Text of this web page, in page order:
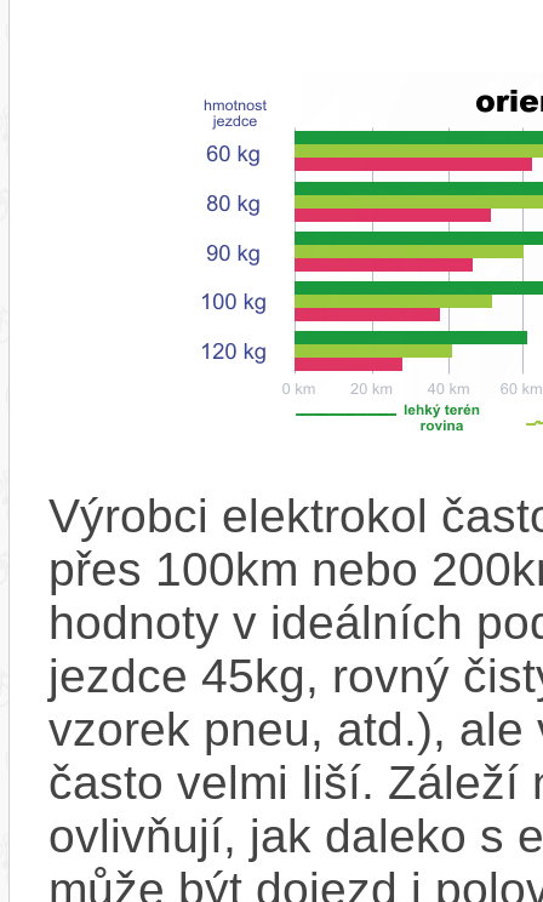
Výrobci elektrokol
přes 100km nebo
hodnoty v ideálních
jezdce 45kg, rovný
vzorek pneu, atd.),
často velmi liší. Záleží
ovlivňují, jak daleko s
může být dojezd i